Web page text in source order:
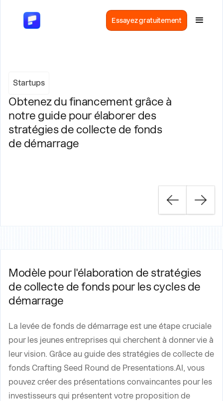
Essayez gratuitement
Startups
Obtenez du financement grâce à
notre guide pour élaborer des
stratégies de collecte de fonds
de démarrage
Modèle pour l'élaboration de stratégies
de collecte de fonds pour les cycles de
démarrage
La levée de fonds de démarrage est une étape cruciale
pour les jeunes entreprises qui cherchent à donner vie à
leur vision. Grâce au guide des stratégies de collecte de
fonds Crafting Seed Round de Presentations.AI, vous
pouvez créer des présentations convaincantes pour les
investisseurs qui présentent votre proposition de